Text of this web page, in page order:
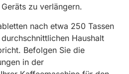
zu verlängern.
nach etwa 250 Tassen
Haushalt
Befolgen Sie die
in der